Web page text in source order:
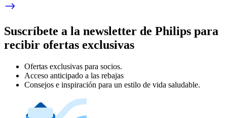
Suscríbete a la newsletter de Philips para
recibir ofertas exclusivas
Ofertas exclusivas para socios.
Acceso anticipado a las rebajas
Consejos e inspiración para un estilo de vida saludable.